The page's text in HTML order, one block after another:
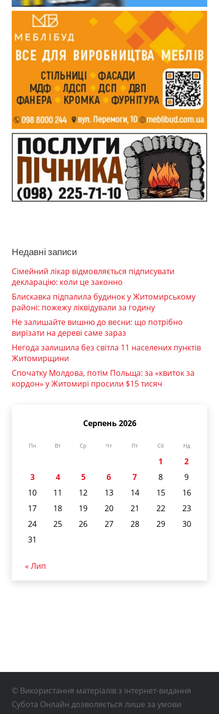
Недавні записи
Сімейний лікар відмовляється підписувати
декларацію: коли це законно
Блискавка підпалила будинок у Житомирському
районі: пожежу ліквідували за годину
Не залишайте вишню до весни: що потрібно
вирізати на дереві саме зараз
Негода залишила без світла 11 населених пунктів
Житомирщини
Спочатку Молдова, потім Польща: за «квиток за
кордон» у Житомирі просили $15 тисяч
Серпень 2026
Пн Вт Ср Чт Пт Сб Нд
1
2
3
4 5 6 7 8
9
10
11 12 13 14 15
16
17
18 19 20 21 22
23
24
25 26 27 28 29
30
31
« Лип
© Використання матеріалів з інтернет-видання
Субота Онлайн дозволяється лише за умови